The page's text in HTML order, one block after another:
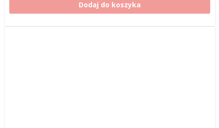
Dodaj do koszyka